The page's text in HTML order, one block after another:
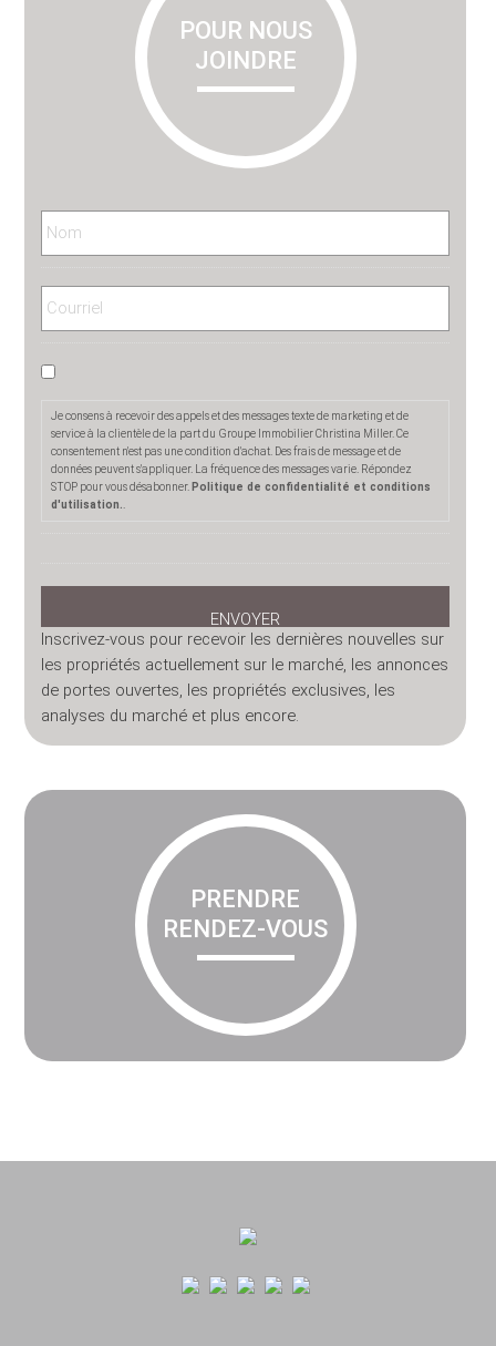
POUR NOUS
JOINDRE
Je consens à recevoir des appels et des messages texte de marketing et de
service à la clientèle de la part du Groupe Immobilier Christina Miller. Ce
consentement n'est pas une condition d'achat. Des frais de message et de
données peuvent s'appliquer. La fréquence des messages varie. Répondez
STOP pour vous désabonner. Politique de confidentialité et conditions
d'utilisation.
Inscrivez-vous pour recevoir les dernières nouvelles sur
les propriétés actuellement sur le marché, les annonces
de portes ouvertes, les propriétés exclusives, les
analyses du marché et plus encore.
PRENDRE
RENDEZ-VOUS